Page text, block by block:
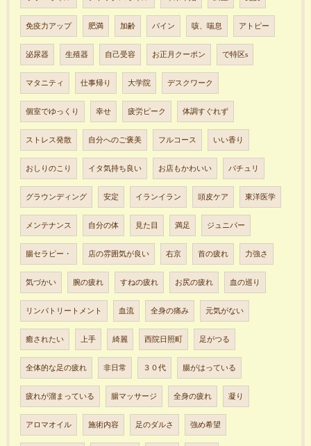
免疫力アップ 肥満 加齢 パイン 咳、喘息 アトピー
泌尿器 生殖器 自己受容 お正月クーポン で特区s
マタニティ 仕事帰り 大学院 デスクワーク
個室でゆっくり 幸せ 疲労ピーク 体調すぐれず
ストレス発散 自分へのご褒美 フルコース いい香り
おしりのこり イタ気持ち良い お店もかわいい パチュリ
グラウンディング 安定 イランイラン 頭皮ケア 東洋医学
メンテナンス 自分の体 見た目 満足 ジュニパー
腸セラピー・ 店の雰囲気が良い 右京 首の疲れ 力強さ
気づかい 腕の疲れ すねの疲れ お尻の疲れ 血の巡り
リンパトリートメント 血流 全身の痛み 元気がない
癒されたい 上手 綺麗 西院日照町 足がつる
全体的な足の疲れ 非日常 ３０代 腸がはっている
疲れが溜まっている 腸マッサージ 全身の疲れ 凝り
アロマオイル 施術内容 足のダルさ 強め希望